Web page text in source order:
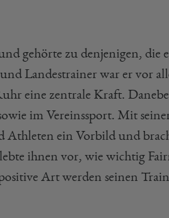
gehörte zu denjenigen,
Landestrainer war er vor
eine zentrale Kraft.
im Vereinssport. Mit
ein Vorbild und
ihnen vor, wie wichtig
Art werden seinen